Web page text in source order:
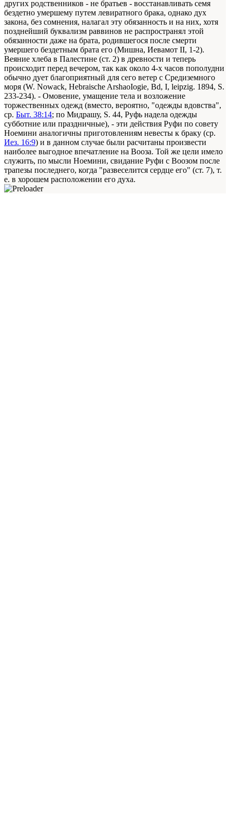
других родственников - не братьев - восстанавливать семя
бездетно умершему путем левиратного брака, однако дух
закона, без сомнения, налагал эту обязанность и на них, хотя
позднейший буквализм раввинов не распространял этой
обязанности даже на брата, родившегося после смерти
умершего бездетным брата его (Мишна, Иевамот II, 1-2).
Веяние хлеба в Палестине (ст. 2) в древности и теперь
происходит перед вечером, так как около 4-х часов пополудни
обычно дует благоприятный для сего ветер с Средиземного
моря (W. Nowack, Hebraische ArshaoIogie, Bd, I, leipzig. 1894, S.
233-234). - Омовение, умащение тела и возложение
торжественных одежд (вместо, вероятно, "одежды вдовства",
ср. Быт. 38:14; по Мидрашу, S. 44, Руфь надела одежды
субботние или праздничные), - эти действия Руфи по совету
Ноемини аналогичны приготовлениям невесты к браку (ср.
Иез. 16:9) и в данном случае были расчитаны произвести
наиболее выгодное впечатление на Вооза. Той же цели имело
служить, по мысли Ноемини, свидание Руфи с Воозом после
трапезы последнего, когда "развеселится сердце его" (ст. 7), т.
е. в хорошем расположении его духа.